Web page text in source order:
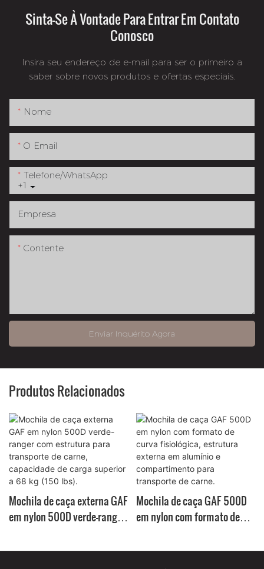
Sinta-Se À Vontade Para Entrar Em Contato
Conosco
Insira seu endereço de e-mail para ser o primeiro a
saber sobre novos produtos e ofertas especiais.
Nome
O Email
+1
Telefone/whatsApp
Empresa
Contente
Enviar Inquérito Agora
Produtos Relacionados
Mochila de caça externa GAF
em nylon 500D verde-ranger
transporte de carne,
Mochila de caça GAF 500D
em nylon com formato de
externa em alumínio e